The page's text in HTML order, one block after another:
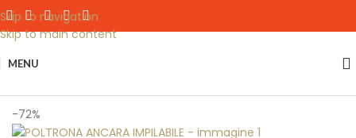
Skip to navigation
Skip to main content
MENU
-72%